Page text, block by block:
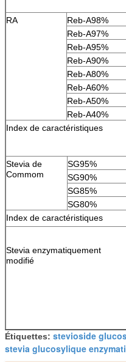
RA Reb-A98%
Reb-A97%
Reb-A95%
Reb-A90%
Reb-A80%
Reb-A60%
Reb-A50%
Reb-A40%
Index de caractéristiques
Stevia de
Commom
SG95%
SG90%
SG85%
SG80%
Index de caractéristiques
Stevia enzymatiquement
modifié
Étiquettes: stevioside
stevia glucosylique